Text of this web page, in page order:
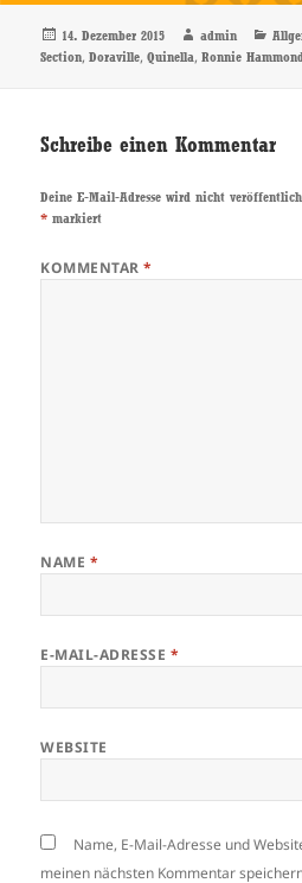
Veröffentlicht
am
14. Dezember 2015 Autor
admin
Section,Doraville,Quinella,Ronnie
Schreibe einen Kommentar
Deine E-Mail-Adresse wird nicht
* markiert
KOMMENTAR*
NAME *
E-MAIL-ADRESSE *
WEBSITE
Name, E-Mail-Adresse und
meinen nächsten Kommentar